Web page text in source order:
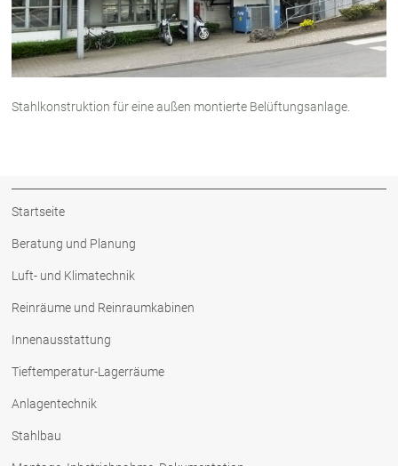
Stahlkonstruktion für eine außen montierte Belüftungsanlage.
Startseite
Beratung und Planung
Luft- und Klimatechnik
Reinräume und Reinraumkabinen
Innenausstattung
Tieftemperatur-Lagerräume
Anlagentechnik
Stahlbau